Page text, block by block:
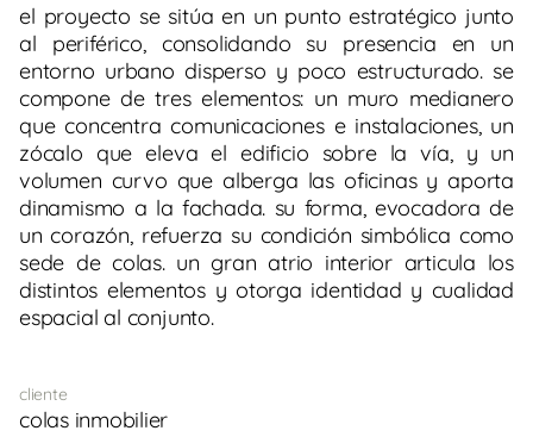
el proyecto se sitúa en un punto estratégico junto
al periférico, consolidando su presencia en un
entorno urbano disperso y poco estructurado. se
compone de tres elementos: un muro medianero
que concentra comunicaciones e instalaciones, un
zócalo que eleva el edificio sobre la vía, y un
volumen curvo que alberga las oficinas y aporta
dinamismo a la fachada. su forma, evocadora de
un corazón, refuerza su condición simbólica como
sede de colas. un gran atrio interior articula los
distintos elementos y otorga identidad y cualidad
espacial al conjunto.
cliente
colas inmobilier